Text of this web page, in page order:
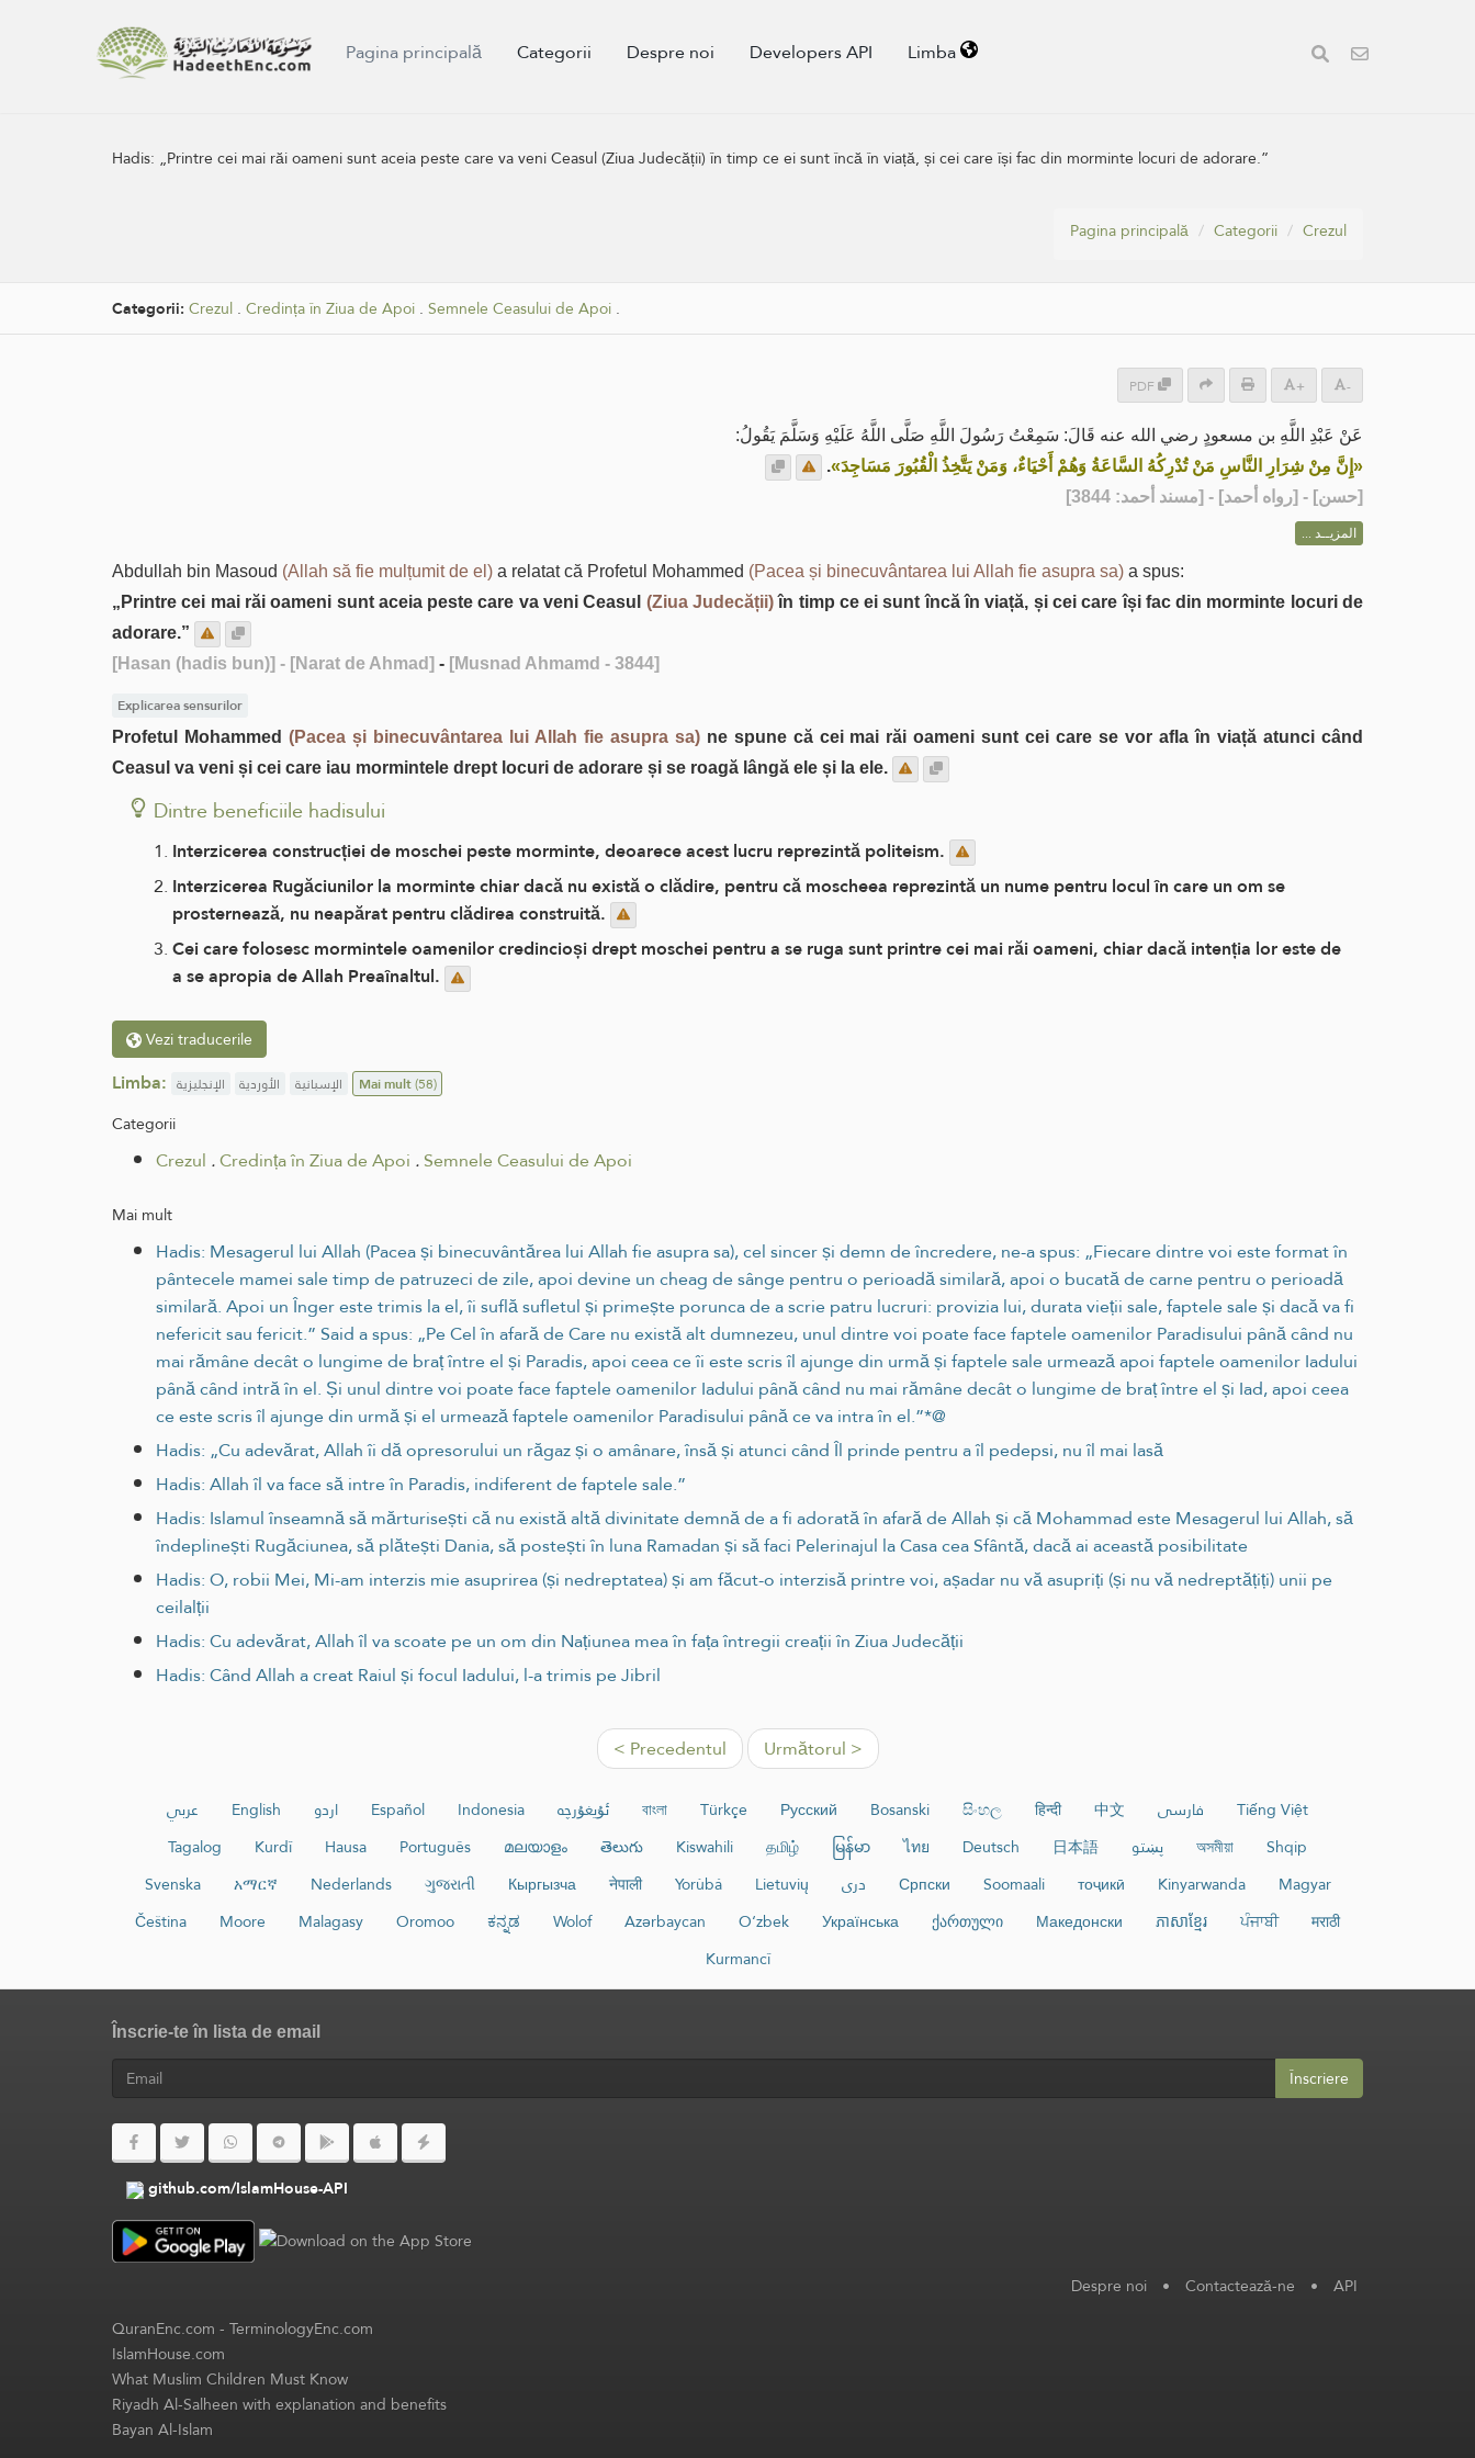
Pagina principală Categorii Despre noi Developers API Limba
Hadis: „Printre cei mai răi oameni sunt aceia peste care va veni Ceasul (Ziua Judecății) în timp ce ei sunt încă în viață, și cei care își fac din morminte locuri de adorare.”
Pagina principală Categorii Crezul
Categorii: Crezul . Credința în Ziua de Apoi . Semnele Ceasului de Apoi .
PDF + -
عَنْ عَبْدِ اللَّهِ بن مسعودٍ رضي الله عنه قَالَ: سَمِعْتُ رَسُولَ اللَّهِ صَلَّى اللَّهُ عَلَيْهِ وَسَلَّمَ يَقُولُ:
«إِنَّ مِنْ شِرَارِ النَّاسِ مَنْ تُدْرِكُهُ السَّاعَةُ وَهُمْ أَحْيَاءٌ، وَمَنْ يَتَّخِذُ الْقُبُورَ مَسَاجِدَ».
[حسن] - [رواه أحمد] - [مسند أحمد: 3844]
المزيــد ...
Abdullah bin Masoud (Allah să fie mulțumit de el) a relatat că Profetul Mohammed (Pacea și binecuvântarea lui Allah fie asupra sa) a spus:
„Printre cei mai răi oameni sunt aceia peste care va veni Ceasul (Ziua Judecății)în timp ce ei sunt încă în viață, și cei care își fac din morminte locuri de
adorare.”
[Hasan (hadis bun)] - [Narat de Ahmad] - [Musnad Ahmamd - 3844]
Explicarea sensurilor
Profetul Mohammed (Pacea și binecuvântarea lui Allah fie asupra sa)ne spune că cei mai răi oameni sunt cei care se vor afla în viață atunci când
Ceasul va veni și cei care iau mormintele drept locuri de adorare și se roagă lângă ele și la ele.
Dintre beneficiile hadisului
Interzicerea construcției de moschei peste morminte, deoarece acest lucru reprezintă politeism.
Interzicerea Rugăciunilor la morminte chiar dacă nu există o clădire, pentru că moscheea reprezintă un nume pentru locul în care un om se
prosternează, nu neapărat pentru clădirea construită.
Cei care folosesc mormintele oamenilor credincioși drept moschei pentru a se ruga sunt printre cei mai răi oameni, chiar dacă intenția lor este de
a se apropia de Allah Preaînaltul.
Vezi traducerile
Limba: الإنجليزية الأوردية الإسبانية Mai mult(58)
Categorii
Crezul .Credința în Ziua de Apoi .Semnele Ceasului de Apoi
Mai mult
Hadis: Mesagerul lui Allah (Pacea și binecuvântărea lui Allah fie asupra sa), cel sincer și demn de încredere, ne-a spus: „Fiecare dintre voi este format în
pântecele mamei sale timp de patruzeci de zile, apoi devine un cheag de sânge pentru o perioadă similară, apoi o bucată de carne pentru o perioadă
similară. Apoi un Înger este trimis la el, îi suflă sufletul și primește porunca de a scrie patru lucruri: provizia lui, durata vieții sale, faptele sale și dacă va fi
nefericit sau fericit.” Said a spus: „Pe Cel în afară de Care nu există alt dumnezeu, unul dintre voi poate face faptele oamenilor Paradisului până când nu
mai rămâne decât o lungime de braț între el și Paradis, apoi ceea ce îi este scris îl ajunge din urmă și faptele sale urmează apoi faptele oamenilor Iadului
până când intră în el. Și unul dintre voi poate face faptele oamenilor Iadului până când nu mai rămâne decât o lungime de braț între el și Iad, apoi ceea
ce este scris îl ajunge din urmă și el urmează faptele oamenilor Paradisului până ce va intra în el.”*@
Hadis: „Cu adevărat, Allah îi dă opresorului un răgaz și o amânare, însă și atunci când Îl prinde pentru a îl pedepsi, nu îl mai lasă
Hadis: Allah îl va face să intre în Paradis, indiferent de faptele sale.”
Hadis: Islamul înseamnă să mărturisești că nu există altă divinitate demnă de a fi adorată în afară de Allah și că Mohammad este Mesagerul lui Allah, să
îndeplinești Rugăciunea, să plătești Dania, să postești în luna Ramadan și să faci Pelerinajul la Casa cea Sfântă, dacă ai această posibilitate
Hadis: O, robii Mei, Mi-am interzis mie asuprirea (și nedreptatea) și am făcut-o interzisă printre voi, așadar nu vă asupriți (și nu vă nedreptățiți) unii pe
ceilalții
Hadis: Cu adevărat, Allah îl va scoate pe un om din Națiunea mea în fața întregii creații în Ziua Judecății
Hadis: Când Allah a creat Raiul și focul Iadului, l-a trimis pe Jibril
< Precedentul Următorul >
عربي English اردو Español Indonesia ئۇيغۇرچە বাংলা Türkçe Русский Bosanski සිංහල हिन्दी 中文 فارسی
Tiếng Việt
Tagalog
Kurdî Hausa Português മലയാളം తెలుగు Kiswahili தமிழ் မြန်မာ ไทย Deutsch 日本語 پښتو অসমীয়া
Shqip
Svenska
አማርኛ Nederlands ગુજરાતી Кыргызча नेपाली Yorùbá Lietuvių دری Српски Soomaali тоҷикӣ Kinyarwanda
Magyar
Čeština
Moore Malagasy Oromoo ಕನ್ನಡ Wolof Azərbaycan O‘zbek Українська ქართული Македонски ភាសាខ្មែរ ਪੰਜਾਬੀ
मराठी
Kurmancî
Înscrie-te în lista de email
Înscriere
github.com/IslamHouse-API
Despre noi • Contactează-ne • API
QuranEnc.com-TerminologyEnc.com
IslamHouse.com
What Muslim Children Must Know
Riyadh Al-Salheen with explanation and benefits
Bayan Al-Islam